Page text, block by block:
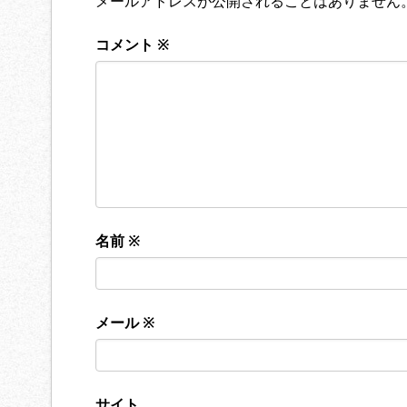
コメント ※
名前 ※
メール※